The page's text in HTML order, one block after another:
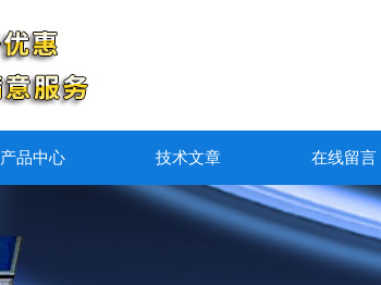
产品中心 技术文章 在线留言